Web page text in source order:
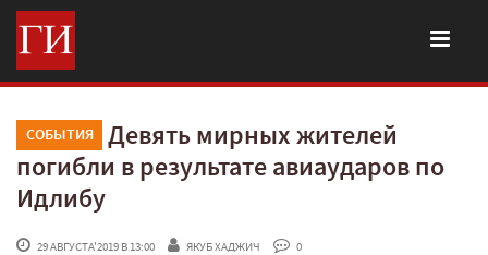
СОБЫТИЯ
Девять мирных жителей
погибли в результате авиаударов по
Идлибу
29 АВГУСТА'2019 В 13:00 ЯКУБ ХАДЖИЧ 0